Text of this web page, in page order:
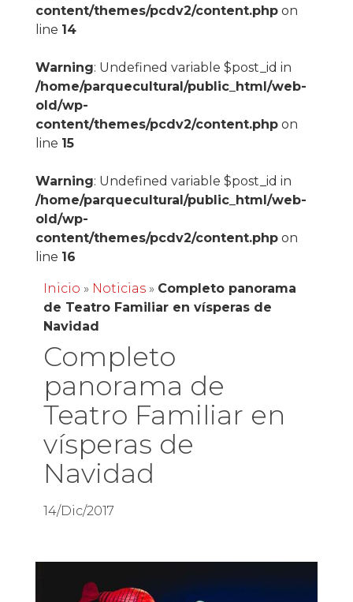
content/themes/pcdv2/content.phpon
line 14
Warning: Undefined variable $post_id in
/home/parquecultural/public_html/web-
old/wp-
content/themes/pcdv2/content.phpon
line 15
Warning: Undefined variable $post_id in
/home/parquecultural/public_html/web-
old/wp-
content/themes/pcdv2/content.phpon
line 16
Inicio » Noticias» Completo panorama
de Teatro Familiar en vísperas de
Navidad
Completo
panorama de
Teatro Familiar en
vísperas de
Navidad
14/Dic/2017